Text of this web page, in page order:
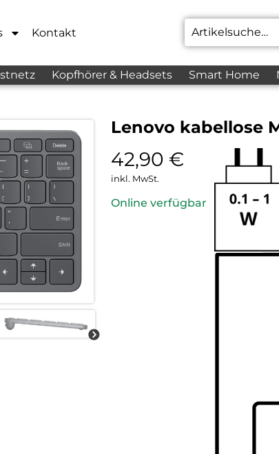
Kontakt
Kopfhörer & Headsets Smart Home
Lenovo kabellose
42,90 €
inkl. MwSt.
Online verfügbar